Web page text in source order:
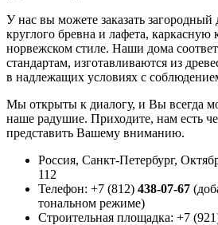
У нас вы можете заказать
круглого бревна и лафета, каркасную
норвежском стиле. Наши дома
стандартам, изготавливаются из
в надлежащих условиях с
Мы открыты к диалогу, и Вы всегда
наше радушие. Приходите, нам есть
представить Вашему вниманию.
Россия, Санкт-Петербург,
112
Телефон: +7 (812) 438-07-67
тональном режиме)
Строительная площадка: +7